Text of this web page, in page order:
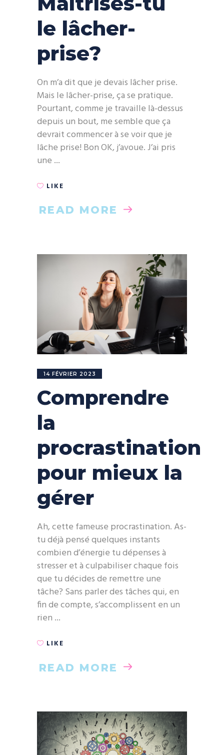
le lâcher-
prise?
On m’a dit que je devais lâcher prise.
Mais le lâcher-prise, ça se pratique.
Pourtant, comme je travaille là-dessus
depuis un bout, me semble que ça
devrait commencer à se voir que je
lâche prise! Bon OK, j’avoue. J’ai pris
une
LIKE
READ MORE
14 FÉVRIER 2023
Comprendre
la
procrastination
pour mieux la
gérer
Ah, cette fameuse procrastination. As-
tu déjà pensé quelques instants
combien d’énergie tu dépenses à
stresser et à culpabiliser chaque fois
que tu décides de remettre une
tâche? Sans parler des tâches qui, en
fin de compte, s’accomplissent en un
rien
LIKE
READ MORE